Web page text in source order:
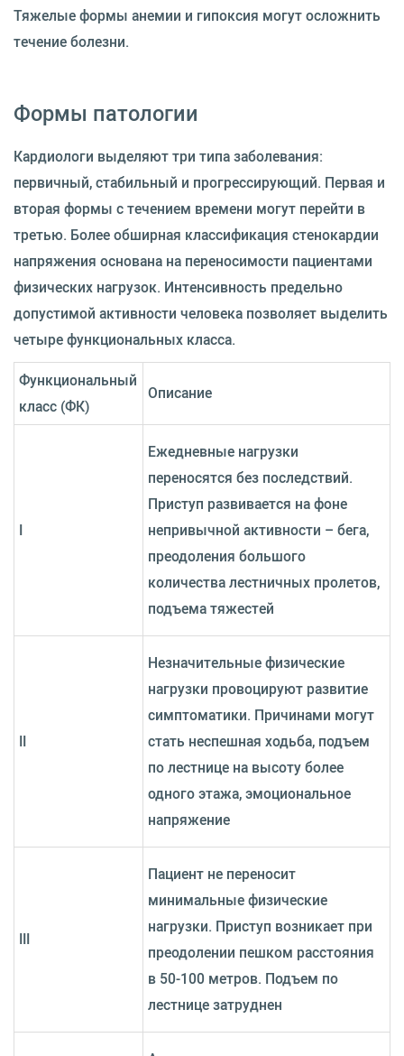
Тяжелые формы анемии и гипоксия могут осложнить
течение болезни.
Формы патологии
Кардиологи выделяют три типа заболевания:
первичный, стабильный и прогрессирующий. Первая и
вторая формы с течением времени могут перейти в
третью. Более обширная классификация стенокардии
напряжения основана на переносимости пациентами
физических нагрузок. Интенсивность предельно
допустимой активности человека позволяет выделить
четыре функциональных класса.
Функциональный
класс (ФК)
Описание
I
Ежедневные нагрузки
переносятся без последствий.
Приступ развивается на фоне
непривычной активности – бега,
преодоления большого
количества лестничных пролетов,
подъема тяжестей
II
Незначительные физические
нагрузки провоцируют развитие
симптоматики. Причинами могут
стать неспешная ходьба, подъем
по лестнице на высоту более
одного этажа, эмоциональное
напряжение
III
Пациент не переносит
минимальные физические
нагрузки. Приступ возникает при
преодолении пешком расстояния
в 50-100 метров. Подъем по
лестнице затруднен